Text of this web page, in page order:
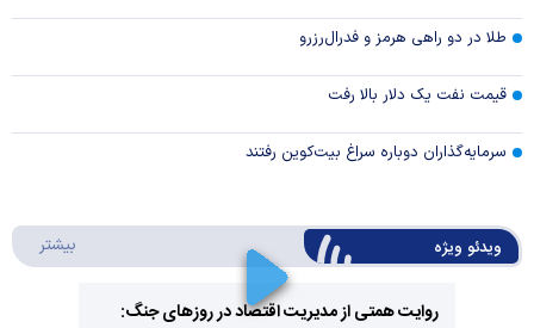
طلا در دو راهی هرمز و فدرال‌رزرو
قیمت نفت یک دلار بالا رفت
سرمایه‌گذاران دوباره سراغ بیت‌کوین رفتند
ویدئو ویژه بیشتر
روایت همتی از مدیریت اقتصاد در روزهای جنگ: